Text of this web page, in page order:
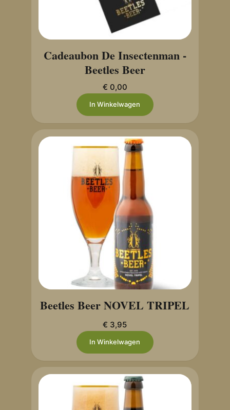
Cadeaubon De Insectenman -
Beetles Beer
€ 0,00
In Winkelwagen
Beetles Beer NOVEL TRIPEL
€ 3,95
In Winkelwagen